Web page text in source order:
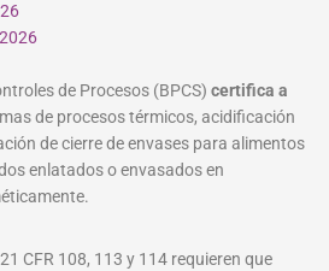
de Procesos (BPCS) certifica a
de procesos térmicos, acidificación
de cierre de envases para alimentos
enlatados o envasados en
CFR 108, 113 y 114 requieren que